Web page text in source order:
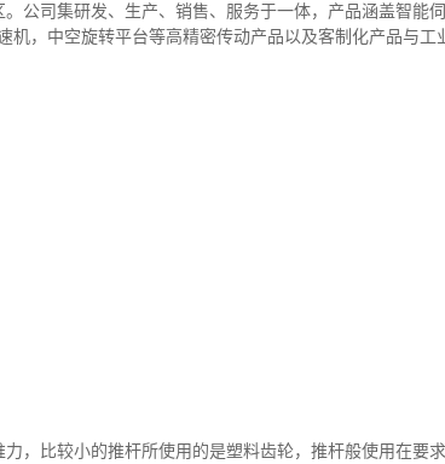
公司集研发、生产、销售、服务于一体，产品涵盖智能
机，中空旋转平台等高精密传动产品以及客制化产品与工
，比较小的推杆所使用的是塑料齿轮，推杆般使用在要